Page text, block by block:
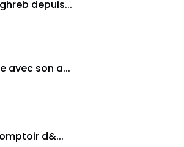
depuis...
avec son a...
d&...